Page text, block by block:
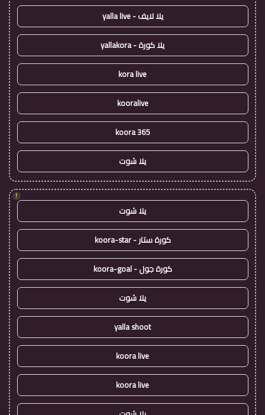
يلا لايف - yalla live
يلا كورة - yallakora
kora live
kooralive
koora 365
يلا شوت
!
يلا شوت
كورة ستار - koora-star
كورة جول - koora-goal
يلا شوت
yalla shoot
koora live
koora live